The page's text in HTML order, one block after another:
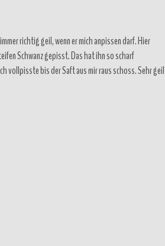
richtig geil, wenn er mich anpissen darf. Hier
Schwanz gepisst. Das hat ihn so scharf
vollpisste bis der Saft aus mir raus schoss. Sehr geil